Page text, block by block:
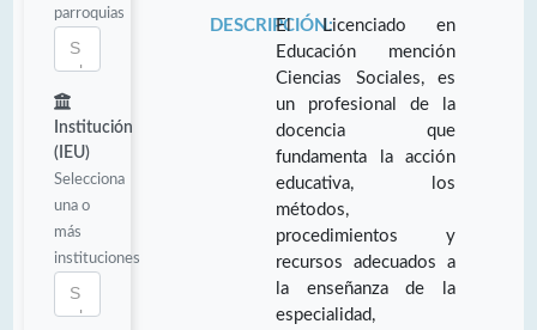
parroquias
Institución
(IEU)
Selecciona
una o
más
instituciones
DESCRIPCIÓN:El Licenciado en
Educación mención
Ciencias Sociales, es
un profesional de la
docencia que
fundamenta la acción
educativa, los
métodos,
procedimientos y
recursos adecuados a
la enseñanza de la
especialidad,